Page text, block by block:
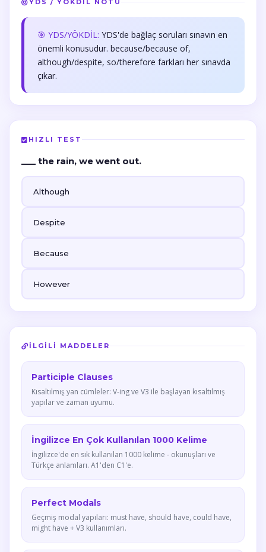
YDS / YÖKDİL NOTU
🎯 YDS/YÖKDİL: YDS'de bağlaç soruları sınavın en
önemli konusudur. because/because of,
although/despite, so/therefore farkları her sınavda
çıkar.
HIZLI TEST
___ the rain, we went out.
Although
Despite
Because
However
İLGILI MADDELER
Participle Clauses
Kısaltılmış yan cümleler: V-ing ve V3 ile başlayan kısaltılmış
yapılar ve zaman uyumu.
İngilizce En Çok Kullanılan 1000 Kelime
İngilizce'de en sık kullanılan 1000 kelime - okunuşları ve
Türkçe anlamları. A1'den C1'e.
Perfect Modals
Geçmiş modal yapıları: must have, should have, could have,
might have + V3 kullanımları.